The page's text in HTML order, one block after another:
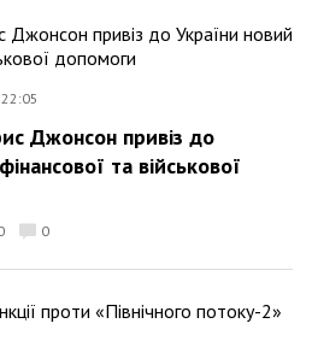
Джонсон привіз до
та військової
0